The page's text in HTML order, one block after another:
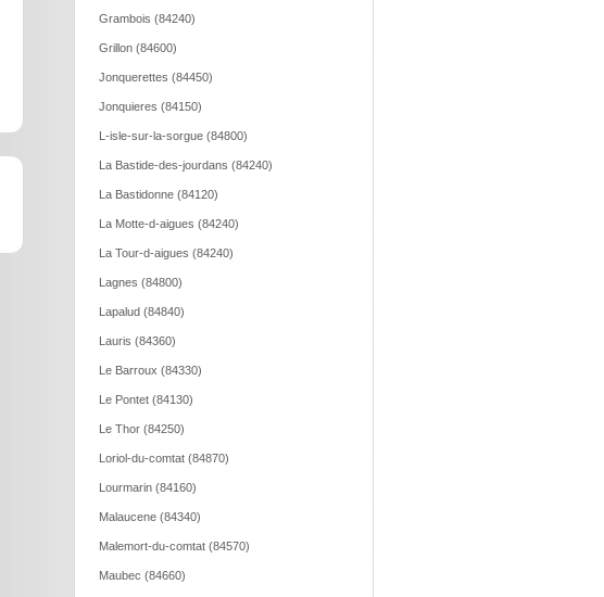
Grambois (84240)
Grillon (84600)
Jonquerettes (84450)
Jonquieres (84150)
L-isle-sur-la-sorgue (84800)
La Bastide-des-jourdans (84240)
La Bastidonne (84120)
La Motte-d-aigues (84240)
La Tour-d-aigues (84240)
Lagnes (84800)
Lapalud (84840)
Lauris (84360)
Le Barroux (84330)
Le Pontet (84130)
Le Thor (84250)
Loriol-du-comtat (84870)
Lourmarin (84160)
Malaucene (84340)
Malemort-du-comtat (84570)
Maubec (84660)